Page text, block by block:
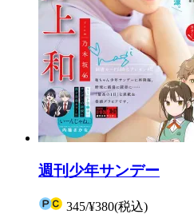
週刊少年サンデー
345/¥380(税込)